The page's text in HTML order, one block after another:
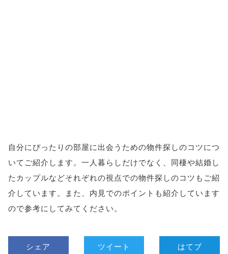
自分にぴったりの部屋に出会うための物件探しのコツにつ
いてご紹介します。一人暮らしだけでなく、同棲や結婚し
たカップルなどそれぞれの視点での物件探しのコツもご紹
介しています。また、内見でのポイントも紹介しています
ので参考にしてみてください。
シェア ツイート はてブ